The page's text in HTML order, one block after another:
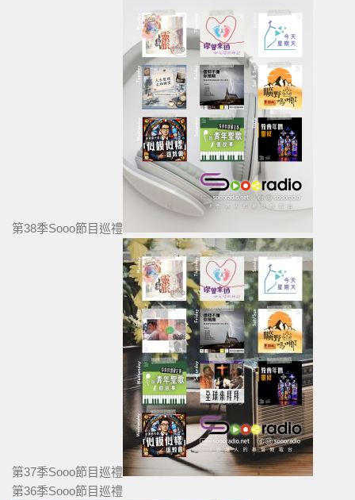
第38季Sooo節目巡禮
第37季Sooo節目巡禮
第36季Sooo節目巡禮